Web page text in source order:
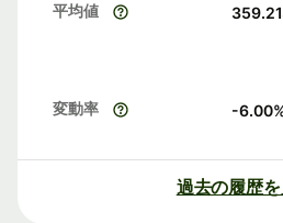
平均値
変動率 -6.00
過去の履歴